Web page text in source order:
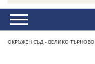
ОКРЪЖЕН СЪД - ВЕЛИКО ТЪРНОВО